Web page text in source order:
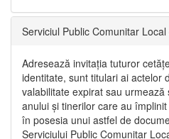
Serviciul Public Comunitar
Adresează invitația tuturor
identitate, sunt titulari ai actelor
valabilitate expirat sau
anului și tinerilor care au
în posesia unui astfel de
Serviciului Public Comunitar